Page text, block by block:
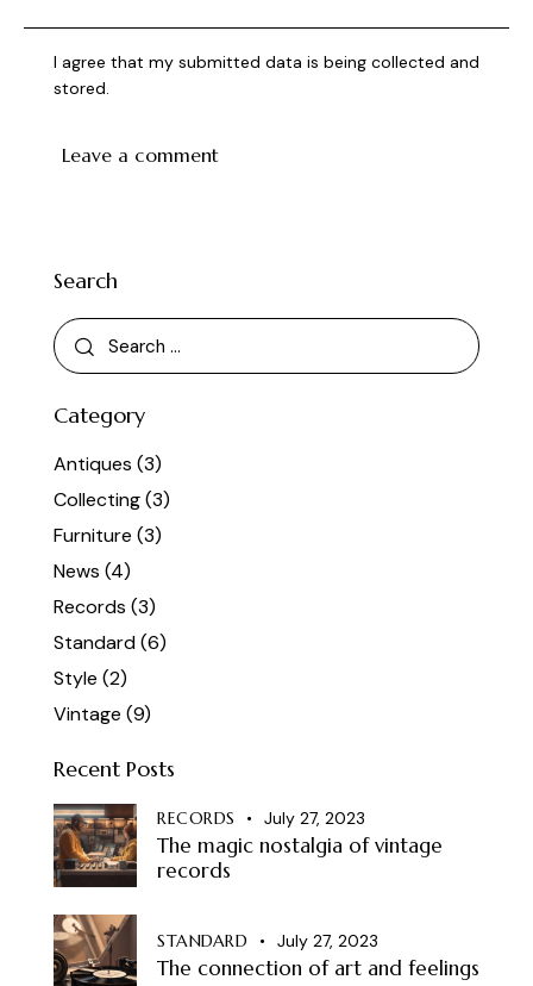
I agree that my submitted data is being collected and
stored.
Search
Category
Antiques (3)
Collecting(3)
Furniture (3)
News (4)
Records (3)
Standard(6)
Style (2)
Vintage (9)
Recent Posts
RECORDS July 27, 2023
The magic nostalgia of vintage
records
STANDARD July 27, 2023
The connection of art and feelings